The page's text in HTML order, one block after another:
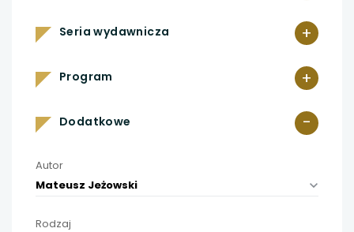
+
Seria wydawnicza
+
Program
-
Dodatkowe
Autor
Mateusz Jeżowski
Rodzaj